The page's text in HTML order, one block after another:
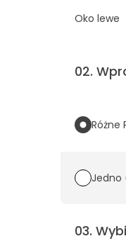
Oko lewe
02.
Różne
Jedno
03.